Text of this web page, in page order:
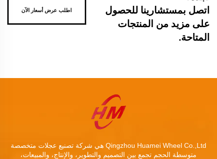
اتصل بمستشارينا للحصول
على مزيد من المنتجات
المتاحة.
اطلب عرض أسعار الآن
Qingzhou Huamei Wheel Co.,Ltd هي شركة تصنيع عجلات متخصصة
متوسطة الحجم تجمع بين التصميم والتطوير، والإنتاج، والمبيعات،